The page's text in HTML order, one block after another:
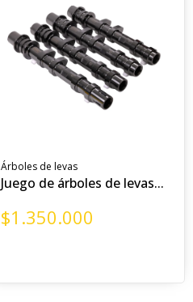
Árboles de levas
Juego de árboles de levas...
$1.350.000